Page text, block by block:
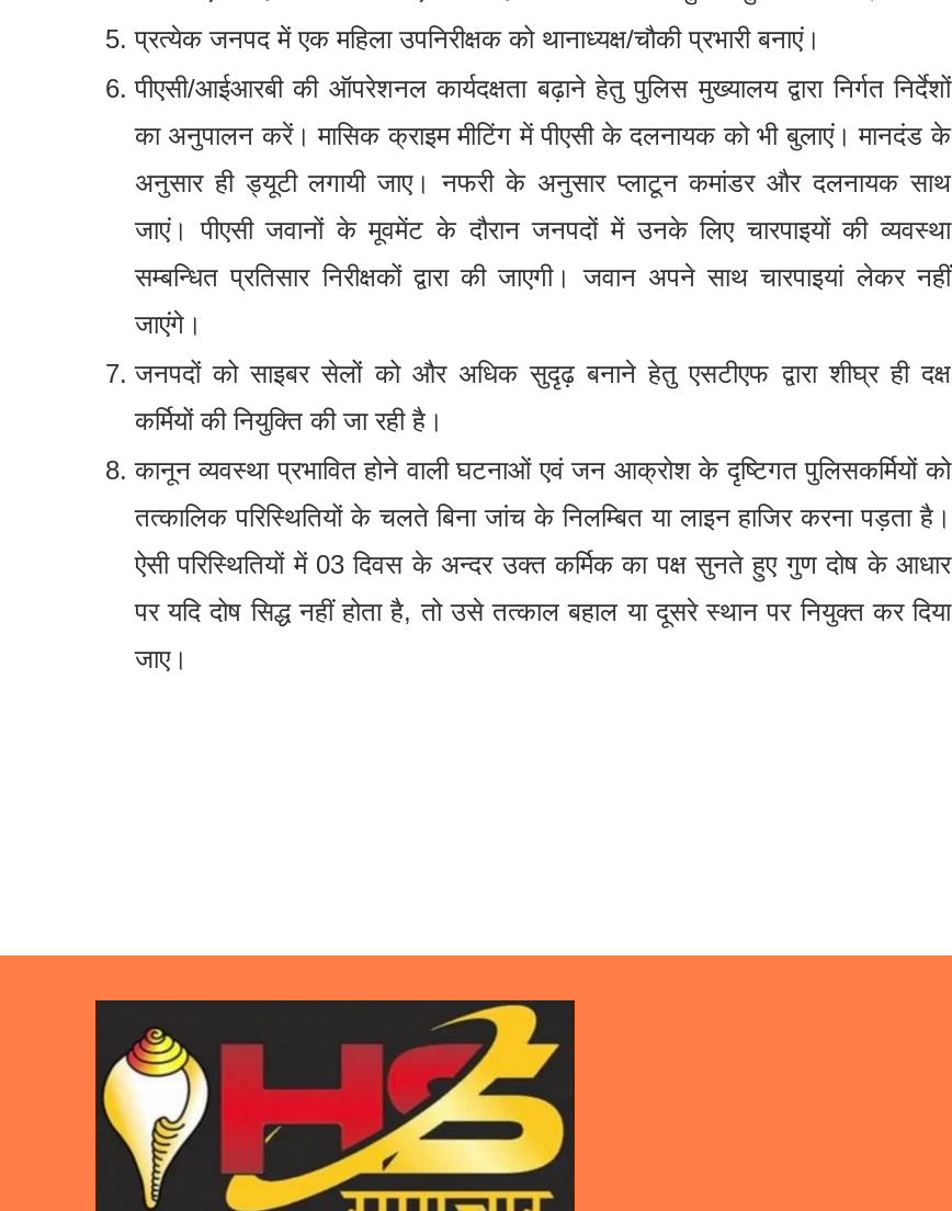
प्रत्येक जनपद में एक महिला उपनिरीक्षक को थानाध्यक्ष/चौकी प्रभारी बनाएं।
पीएसी/आईआरबी की ऑपरेशनल कार्यदक्षता बढ़ाने हेतु पुलिस मुख्यालय द्वारा निर्गत निर्देशों
का अनुपालन करें। मासिक क्राइम मीटिंग में पीएसी के दलनायक को भी बुलाएं। मानदंड के
अनुसार ही ड्यूटी लगायी जाए। नफरी के अनुसार प्लाटून कमांडर और दलनायक साथ
जाएं। पीएसी जवानों के मूवमेंट के दौरान जनपदों में उनके लिए चारपाइयों की व्यवस्था
सम्बन्धित प्रतिसार निरीक्षकों द्वारा की जाएगी। जवान अपने साथ चारपाइयां लेकर नहीं
जाएंगे।
जनपदों को साइबर सेलों को और अधिक सुदृढ़ बनाने हेतु एसटीएफ द्वारा शीघ्र ही दक्ष
कर्मियों की नियुक्ति की जा रही है।
कानून व्यवस्था प्रभावित होने वाली घटनाओं एवं जन आक्रोश के दृष्टिगत पुलिसकर्मियों को
तत्कालिक परिस्थितियों के चलते बिना जांच के निलम्बित या लाइन हाजिर करना पड़ता है।
ऐसी परिस्थितियों में 03 दिवस के अन्दर उक्त कर्मिक का पक्ष सुनते हुए गुण दोष के आधार
पर यदि दोष सिद्ध नहीं होता है, तो उसे तत्काल बहाल या दूसरे स्थान पर नियुक्त कर दिया
जाए।